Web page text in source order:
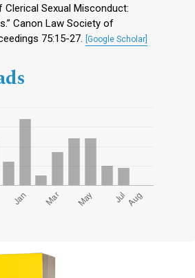
Clerical Sexual Misconduct:
Canon Law Society of
75:15-27.
[Google Scholar]